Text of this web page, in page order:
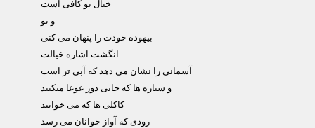
خیال تو کافی است
و تو
بیهوده خودت را پنهان می کنی
انگشت اشاره خیالت
آسمانی را نشان می دهد که آبی تر است
و ستاره ها که جایی دور غوغا میکنند
کاکلی ها که می خوانند
رودی که آواز خوانان می رسد